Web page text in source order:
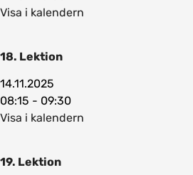
Visa i kalendern
18. Lektion
14.11.2025
08:15 - 09:30
Visa i kalendern
19. Lektion